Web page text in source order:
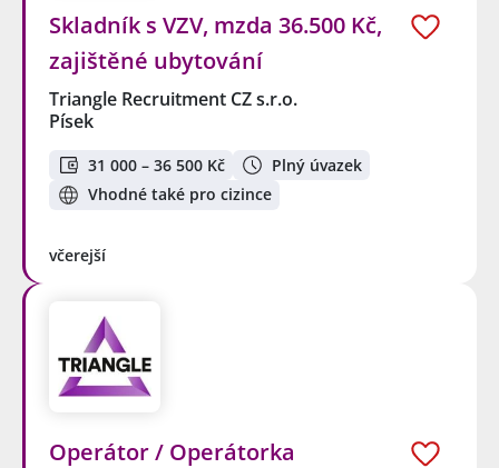
Skladník s VZV, mzda 36.500 Kč,
zajištěné ubytování
Triangle Recruitment CZ s.r.o.
Písek
31 000 – 36 500 Kč
Plný úvazek
Vhodné také pro cizince
včerejší
Operátor / Operátorka